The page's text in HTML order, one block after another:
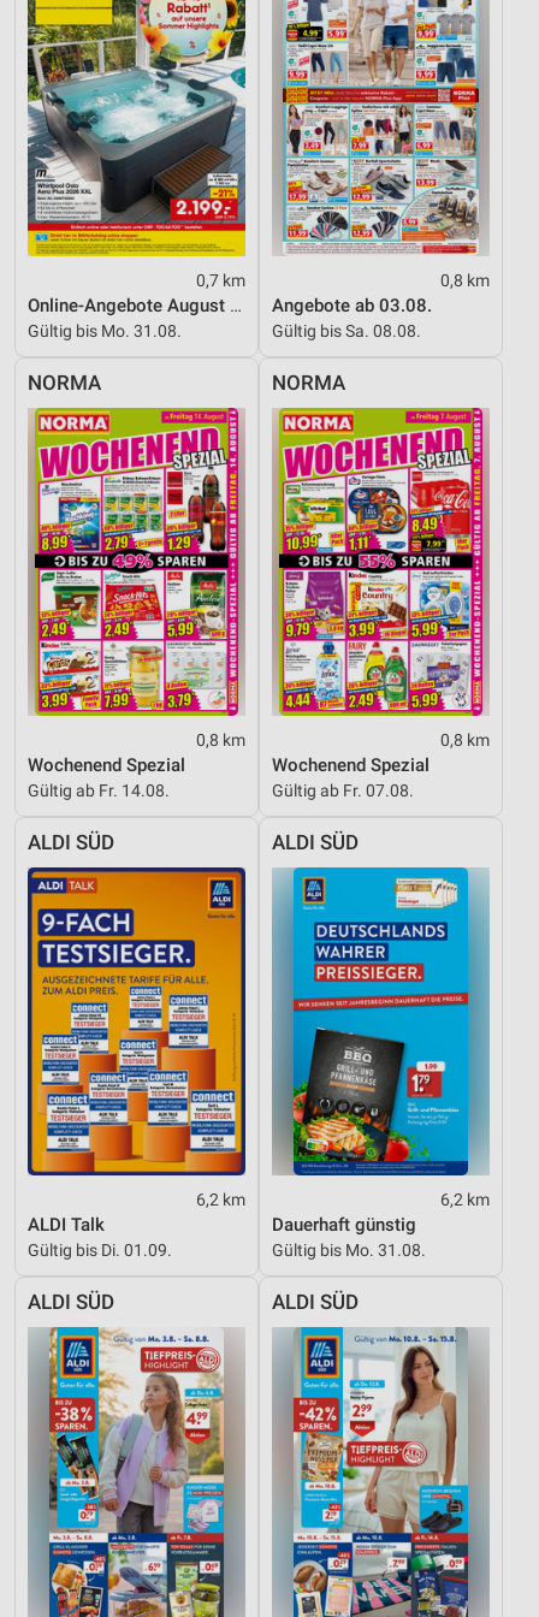
0,7 km
Online-Angebote August 2026
Gültig bis Mo. 31.08.
0,8 km
Angebote ab 03.08.
Gültig bis Sa. 08.08.
NORMA
0,8 km
Wochenend Spezial
Gültig ab Fr. 14.08.
NORMA
0,8 km
Wochenend Spezial
Gültig ab Fr. 07.08.
ALDI SÜD
6,2 km
ALDI Talk
Gültig bis Di. 01.09.
ALDI SÜD
6,2 km
Dauerhaft günstig
Gültig bis Mo. 31.08.
ALDI SÜD ALDI SÜD
Geräte anhand von aktiv angeforderten
Informationen identifizieren
Nicht-IAB-Verarbeitungszwecke:
Notwendig
Performance
Funktional
Werbung